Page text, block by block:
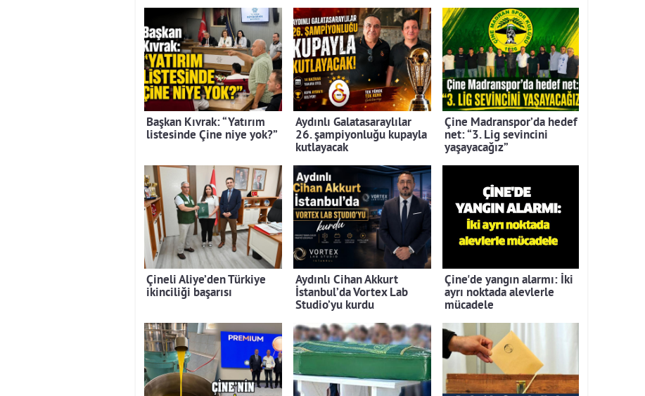
Başkan Kıvrak: “Yatırım
listesinde Çine niye yok?”
Aydınlı Galatasaraylılar
26. şampiyonluğu kupayla
kutlayacak
Çine Madranspor’da hedef
net: “3. Lig sevincini
yaşayacağız”
Çineli Aliye’den Türkiye
ikinciliği başarısı
Aydınlı Cihan Akkurt
İstanbul’da Vortex Lab
Studio’yu kurdu
Çine'de yangın alarmı: İki
ayrı noktada alevlerle
mücadele